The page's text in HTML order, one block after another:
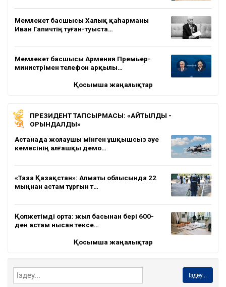
Мемлекет басшысы Халық қаһарманы
Иван Гапичтің туған-туыста…
Мемлекет басшысы Армения Премьер-
министрімен телефон арқылы…
Қосымша жаңалықтар
ПРЕЗИДЕНТ ТАПСЫРМАСЫ: «АЙТЫЛДЫ -
ОРЫНДАЛДЫ»
Астанада жолаушы мінген ұшқышсыз әуе
кемесінің алғашқы демо…
«Таза Қазақстан»: Алматы облысында 22
мыңнан астам тұрғын т…
Қолжетімді орта: жыл басынан бері 600-
ден астам нысан тексе…
Қосымша жаңалықтар
Іздеу...